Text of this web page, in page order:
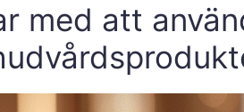
med att